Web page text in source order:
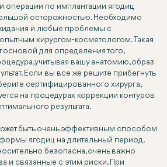
операции по имплантации ягодиц
осторожностью. Необходимо
и любые проблемы с
хирургом-косметологом. Такая
основой для определения того,
учитывая вашу анатомию, образ
Если вы все же решите прибегнуть
сертифицированного хирурга,
на процедурах коррекции контуров
результата.
быть очень эффективным способом
ягодиц на длительный период.
безопасна, очень важно
и связанные с этим риски. При